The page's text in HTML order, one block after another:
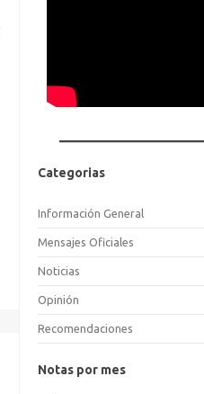
Categorias
Información General
Mensajes Oficiales
Noticias
Opinión
Recomendaciones
Notas por mes